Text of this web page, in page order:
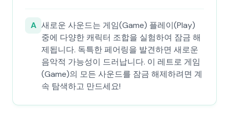
A 새로운 사운드는 게임(Game) 플레이(Play)
중에 다양한 캐릭터 조합을 실험하여 잠금 해
제됩니다. 독특한 페어링을 발견하면 새로운
음악적 가능성이 드러납니다. 이 레트로 게임
(Game)의 모든 사운드를 잠금 해제하려면 계
속 탐색하고 만드세요!